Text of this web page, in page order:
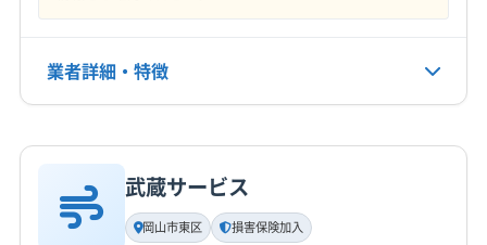
業者詳細・特徴
基本情報
代表者名
武蔵サービス
岡山市東区 損害保険加入